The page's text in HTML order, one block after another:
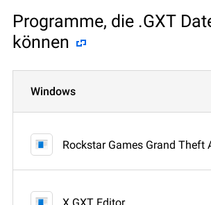
Programme, die .GXT
können
Windows
Rockstar Games Grand Theft
X GXT Editor